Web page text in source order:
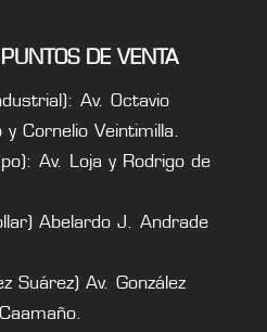
DE VENTA
Av. Octavio
Cornelio Veintimilla.
Av. Loja y Rodrigo de
Abelardo J. Andrade
Suárez) Av. González